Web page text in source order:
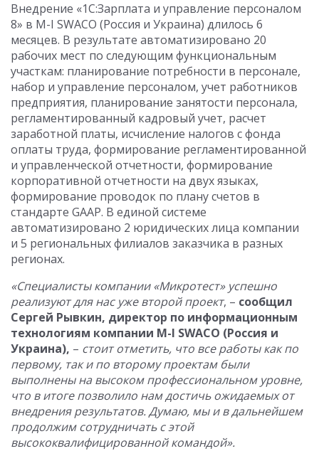
Внедрение «1С:Зарплата и управление персоналом
8» в M-I SWACO (Россия и Украина) длилось 6
месяцев. В результате автоматизировано 20
рабочих мест по следующим функциональным
участкам: планирование потребности в персонале,
набор и управление персоналом, учет работников
предприятия, планирование занятости персонала,
регламентированный кадровый учет, расчет
заработной платы, исчисление налогов с фонда
оплаты труда, формирование регламентированной
и управленческой отчетности, формирование
корпоративной отчетности на двух языках,
формирование проводок по плану счетов в
стандарте GAAP. В единой системе
автоматизировано 2 юридических лица компании
и 5 региональных филиалов заказчика в разных
регионах.
«Специалисты компании «Микротест» успешно
реализуют для нас уже второй проект, – сообщил
Сергей Рывкин, директор по информационным
технологиям компании M-I SWACO (Россия и
Украина), – стоит отметить, что все работы как по
первому, так и по второму проектам были
выполнены на высоком профессиональном уровне,
что в итоге позволило нам достичь ожидаемых от
внедрения результатов. Думаю, мы и в дальнейшем
продолжим сотрудничать с этой
высококвалифицированной командой».